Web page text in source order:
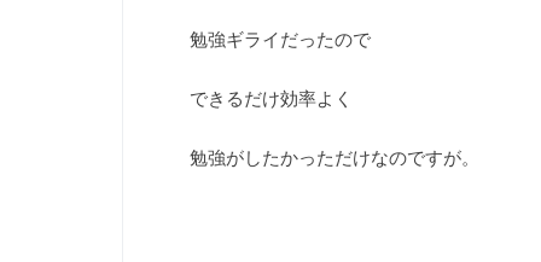
勉強ギライだったので
できるだけ効率よく
勉強がしたかっただけなのですが。